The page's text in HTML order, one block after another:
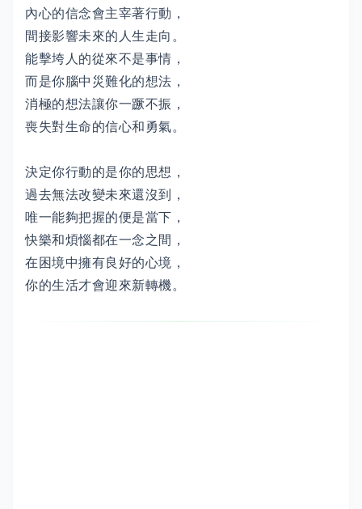
內心的信念會主宰著行動，
間接影響未來的人生走向。
能擊垮人的從來不是事情，
而是你腦中災難化的想法，
消極的想法讓你一蹶不振，
喪失對生命的信心和勇氣。
決定你行動的是你的思想，
過去無法改變未來還沒到，
唯一能夠把握的便是當下，
快樂和煩惱都在一念之間，
在困境中擁有良好的心境，
你的生活才會迎來新轉機。